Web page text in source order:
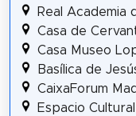
Real Academia
Casa de
Casa Museo
Basílica de
CaixaForum
Espacio